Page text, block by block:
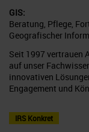
GIS:
Beratung, Pflege,
Geografischer
Seit 1997 vertrauen
auf unser
innovativen
Engagement und
IRS Konkret